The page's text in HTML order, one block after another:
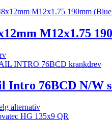
M12x1.75
Intro 76BCD N/W
alternativDette
produktet